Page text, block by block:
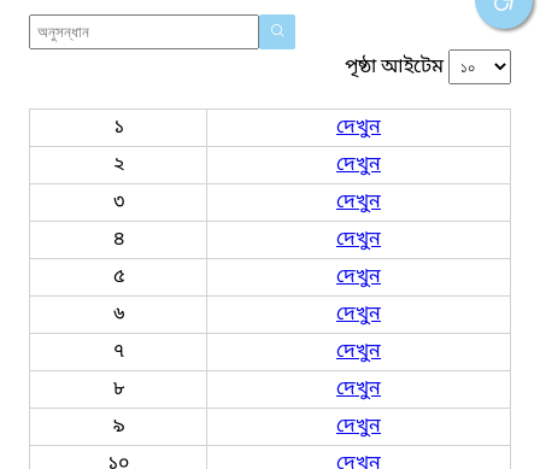
পৃষ্ঠা আইটেম
১
দেখুন
২
দেখুন
৩
দেখুন
৪
দেখুন
৫
দেখুন
৬
দেখুন
৭
দেখুন
৮
দেখুন
৯
দেখুন